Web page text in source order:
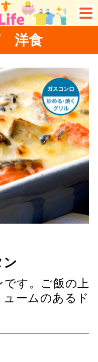
洋食
ン
す。ご飯の上
ームのあるド